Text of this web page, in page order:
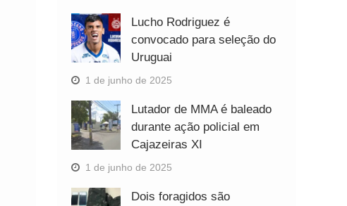
Lucho Rodriguez é
convocado para seleção do
Uruguai
1 de junho de 2025
Lutador de MMA é baleado
durante ação policial em
Cajazeiras XI
1 de junho de 2025
Dois foragidos são